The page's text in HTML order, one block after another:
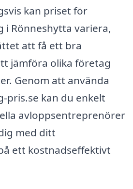
kan priset för
i Rönneshytta variera,
att få ett bra
jämföra olika företag
Genom att använda
pris.se kan du enkelt
avloppsentreprenörer
med ditt
ett kostnadseffektivt